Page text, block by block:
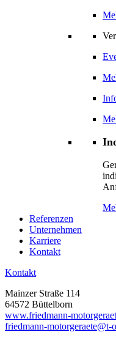
Referenzen
Unternehmen
Karriere
Kontakt
Kontakt
Mainzer Straße 114
64572 Büttelborn
www.friedmann-
friedmann-motorgeraete@t-